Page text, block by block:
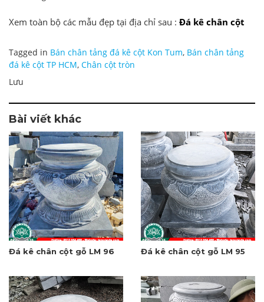
Xem toàn bộ các mẫu đẹp tại địa chỉ sau : Đá kê chân cột
Tagged in Bán chân tảng đá kê cột Kon Tum, Bán chân tảng
đá kê cột TP HCM, Chân cột tròn
Lưu
Bài viết khác
Đá kê chân cột gỗ LM 96 Đá kê chân cột gỗ LM 95